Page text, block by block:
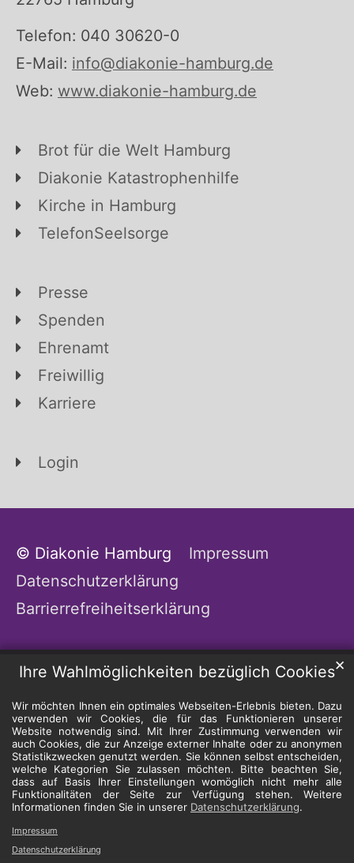
Ihre Wahlmöglichkeiten bezüglich Cookies
Wir möchten Ihnen ein optimales Webseiten-Erlebnis bieten. Dazu
verwenden wir Cookies, die für das Funktionieren unserer
Website notwendig sind. Mit Ihrer Zustimmung verwenden wir
auch Cookies, die zur Anzeige externer Inhalte oder zu anonymen
Statistikzwecken genutzt werden. Sie können selbst entscheiden,
welche Kategorien Sie zulassen möchten. Bitte beachten Sie,
dass auf Basis Ihrer Einstellungen womöglich nicht mehr alle
Funktionalitäten der Seite zur Verfügung stehen. Weitere
Informationen finden Sie in unserer Datenschutzerklärung.
✕
Impressum
Datenschutzerklärung
Telefon: 040 30620-0
E-Mail: info@diakonie-hamburg.de
Web: www.diakonie-hamburg.de
Brot für die Welt Hamburg
Diakonie Katastrophenhilfe
Kirche in Hamburg
TelefonSeelsorge
Presse
Spenden
Ehrenamt
Freiwillig
Karriere
Login
© Diakonie Hamburg
Impressum
Datenschutzerklärung
Barrierrefreiheitserklärung